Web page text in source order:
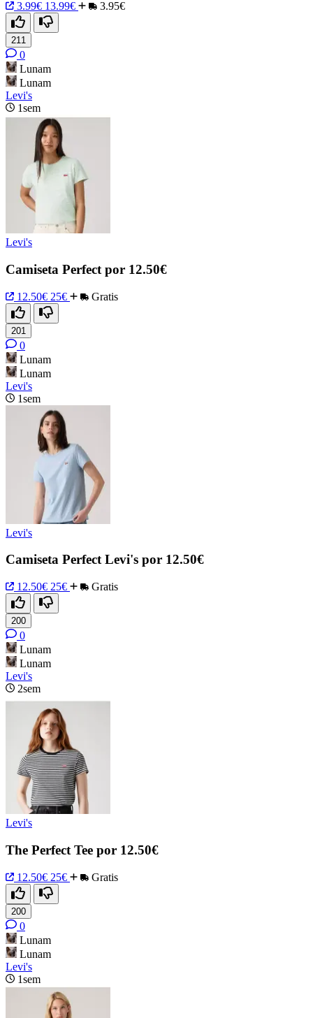
3.99€ 13.99€ 3.95€
211
0
Lunam
Lunam
Levi's
1sem
Levi's
Camiseta Perfect por 12.50€
12.50€ 25€ Gratis
201
0
Lunam
Lunam
Levi's
1sem
Levi's
Camiseta Perfect Levi's por 12.50€
12.50€ 25€ Gratis
200
0
Lunam
Lunam
Levi's
2sem
Levi's
The Perfect Tee por 12.50€
12.50€ 25€ Gratis
200
0
Lunam
Lunam
Levi's
1sem